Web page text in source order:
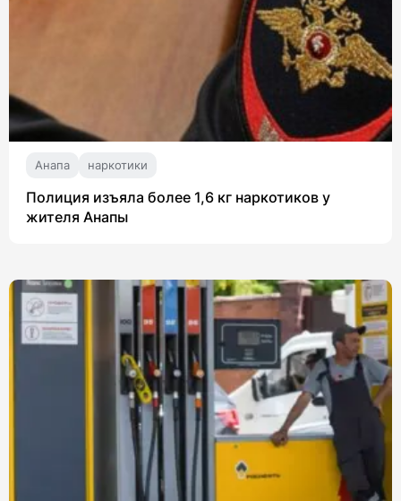
Анапа наркотики
Полиция изъяла более 1,6 кг наркотиков у
жителя Анапы